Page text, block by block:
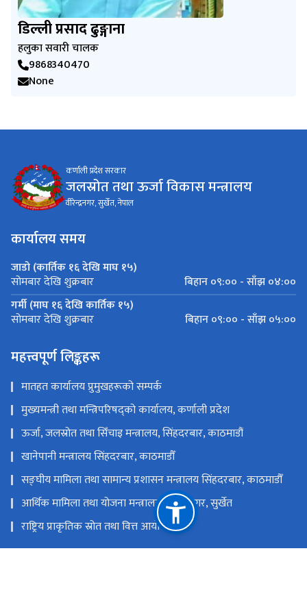
डिल्ली प्रसाद ढुङ्गाना
हलुका सवारी चालक
9868340470
None
कर्णाली प्रदेश सरकार
जलस्रोत तथा ऊर्जा विकास मन्त्रालय
वीरेन्द्रनगर, सुर्खेत, नेपाल
कार्यालय समय
जाडो (कार्तिक १६ देखि माघ १५)
सोमबार देखि शुक्रबार
बिहान ०९:०० - साँझ ०४:००
गर्मी (माघ १६ देखि कार्तिक १५)
सोमबार देखि शुक्रबार बिहान ०९:०० - साँझ ०५:००
महत्त्वपूर्ण लिङ्कहरू
मातहत कार्यालय प्रुमुखहरूको सम्पर्क
मुख्यमन्त्री तथा मन्त्रिपरिषद्को कार्यालय, कर्णाली प्रदेश
ऊर्जा, जलस्रोत तथा सिँचाइ मन्त्रालय, सिंहदरबार, काठमाडौं
खानेपानी मन्त्रालय सिंहदरबार, काठमाडौँ
सङ्‍घीय मामिला तथा सामान्य प्रशासन मन्त्रालय सिंहदरबार, काठमाडौँ
आर्थिक मामिला तथा योजना मन्त्रालय, वीरेन्द्रनगर, सुर्खेत
राष्ट्रिय प्राकृतिक स्रोत तथा वित्त आयोग